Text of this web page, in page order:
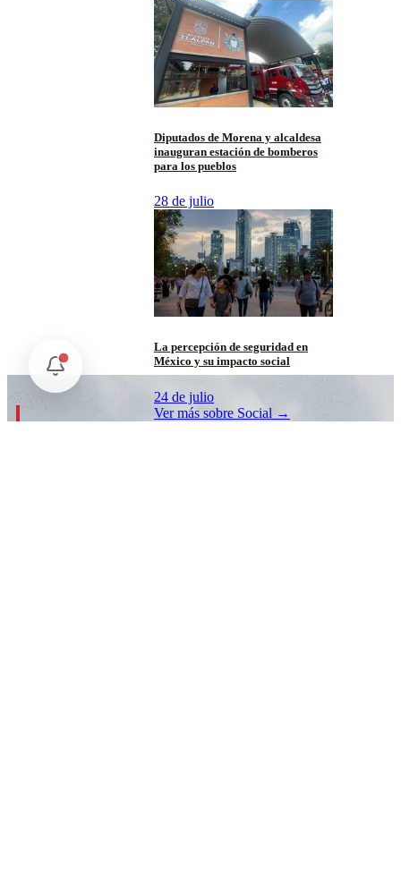
Diputados de Morena y alcaldesa
inauguran estación de bomberos
para los pueblos
28 de julio
La percepción de seguridad en
México y su impacto social
24 de julio
Ver más sobre Social →